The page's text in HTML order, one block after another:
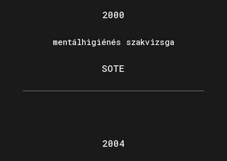
2000
mentálhigiénés szakvizsga
SOTE
2004